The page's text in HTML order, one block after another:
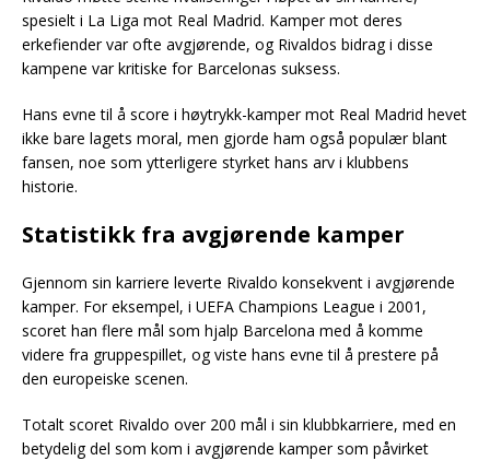
spesielt i La Liga mot Real Madrid. Kamper mot deres
erkefiender var ofte avgjørende, og Rivaldos bidrag i disse
kampene var kritiske for Barcelonas suksess.
Hans evne til å score i høytrykk-kamper mot Real Madrid hevet
ikke bare lagets moral, men gjorde ham også populær blant
fansen, noe som ytterligere styrket hans arv i klubbens
historie.
Statistikk fra avgjørende kamper
Gjennom sin karriere leverte Rivaldo konsekvent i avgjørende
kamper. For eksempel, i UEFA Champions League i 2001,
scoret han flere mål som hjalp Barcelona med å komme
videre fra gruppespillet, og viste hans evne til å prestere på
den europeiske scenen.
Totalt scoret Rivaldo over 200 mål i sin klubbkarriere, med en
betydelig del som kom i avgjørende kamper som påvirket